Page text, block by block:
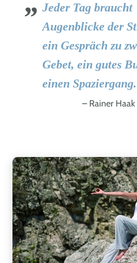
Jeder Tag braucht
Augenblicke der
ein Gespräch zu
Gebet, ein gutes
einen Spaziergang.
Rainer Haak